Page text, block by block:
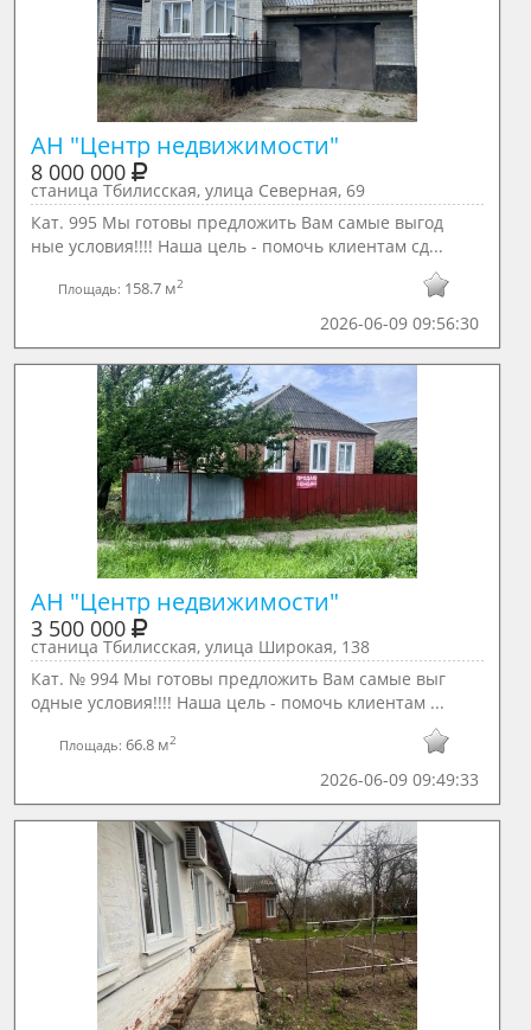
АН "Центр недвижимости"
8 000 000
станица Тбилисская, улица Северная, 69
Кат. 995 Мы готовы предложить Вам самые выгод
ные условия!!!! Наша цель - помочь клиентам сд...
Площадь: 158.7 м2
2026-06-09 09:56:30
АН "Центр недвижимости"
3 500 000
станица Тбилисская, улица Широкая, 138
Кат. № 994 Мы готовы предложить Вам самые выг
одные условия!!!! Наша цель - помочь клиентам ...
Площадь:66.8 м2
2026-06-09 09:49:33